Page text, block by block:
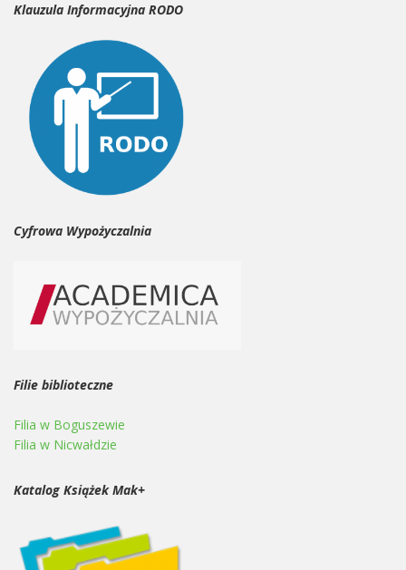
Klauzula Informacyjna RODO
Cyfrowa Wypożyczalnia
Filie biblioteczne
Filia w Boguszewie
Filia w Nicwałdzie
Katalog Książek Mak+